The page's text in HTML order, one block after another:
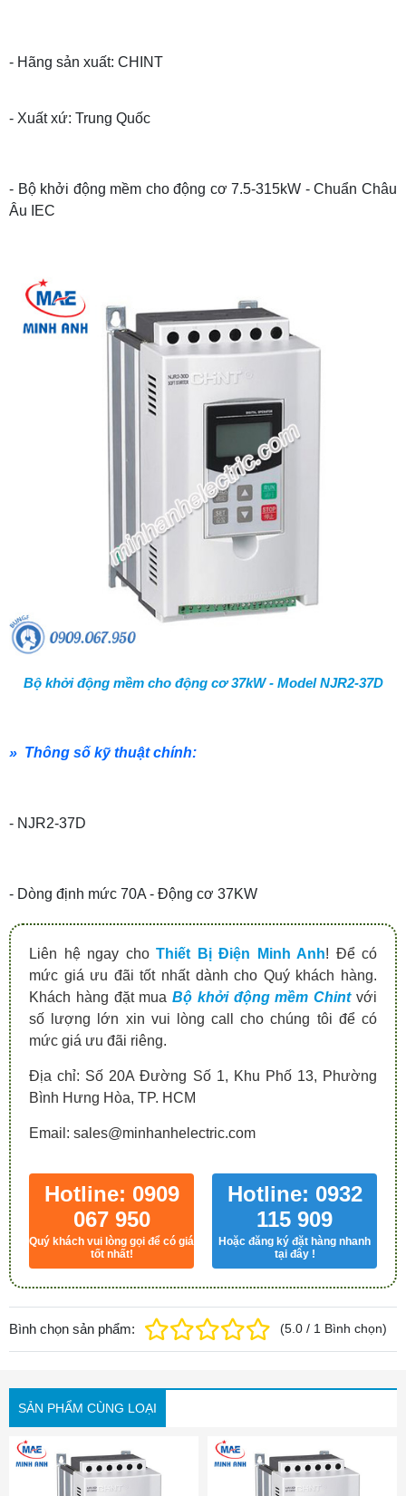
- Hãng sản xuất: CHINT
- Xuất xứ: Trung Quốc
- Bộ khởi động mềm cho động cơ 7.5-315kW - Chuẩn Châu
Âu IEC
Bộ khởi động mềm cho động cơ 37kW - Model NJR2-37D
» Thông số kỹ thuật chính:
- NJR2-37D
- Dòng định mức 70A - Động cơ 37KW
Liên hệ ngay cho Thiết Bị Điện Minh Anh! Để có
mức giá ưu đãi tốt nhất dành cho Quý khách hàng.
Khách hàng đặt muaBộ khởi động mềm Chint với
số lượng lớn xin vui lòng call cho chúng tôi để có
mức giá ưu đãi riêng.
Địa chỉ: Số 20A Đường Số 1, Khu Phố 13, Phường
Bình Hưng Hòa, TP. HCM
Email: sales@minhanhelectric.com
Hotline: 0909
067 950
Quý khách vui lòng gọi để có giá
tốt nhất!
Hotline: 0932
115 909
Hoặc đăng ký đặt hàng nhanh
tại đây !
Bình chọn sản phẩm: (5.0 / 1 Bình chọn)
SẢN PHẨM CÙNG LOẠI